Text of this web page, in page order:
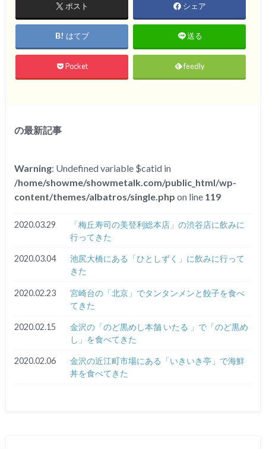
ポスト シェア
はてブ 送る
Pocket feedly
の最新記事
Warning: Undefined variable $catid in
/home/showme/showmetalk.com/public_html/wp-
content/themes/albatros/single.php on line 119
2020.03.29
「梅丘寿司の美登利総本店」の渋谷店に飲みに
行ってきた
2020.03.04
池尻大橋にある「ひとしずく」に飲みに行って
きた
2020.02.23
宮崎台の「北京」でタンタンメンと餃子を食べ
てきた
2020.02.15
金沢の「のど黒めし本舗 いたる 」で「のど黒め
し」を食べてきた
2020.02.06
金沢の近江町市場にある「いきいき亭」で海鮮
丼を食べてきた